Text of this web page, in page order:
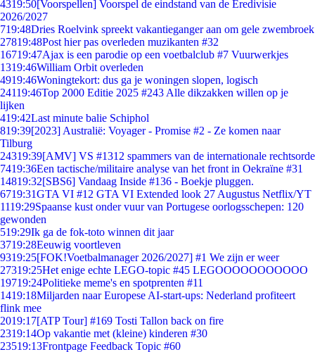
4319:50[Voorspellen] Voorspel de eindstand van de Eredivisie
2026/2027
719:48Dries Roelvink spreekt vakantieganger aan om gele zwembroek
27819:48Post hier pas overleden muzikanten #32
16719:47Ajax is een parodie op een voetbalclub #7 Vuurwerkjes
1319:46William Orbit overleden
4919:46Woningtekort: dus ga je woningen slopen, logisch
24119:46Top 2000 Editie 2025 #243 Alle dikzakken willen op je
lijken
419:42Last minute balie Schiphol
819:39[2023] Australië: Voyager - Promise #2 - Ze komen naar
Tilburg
24319:39[AMV] VS #1312 spammers van de internationale rechtsorde
7419:36Een tactische/militaire analyse van het front in Oekraïne #31
14819:32[SBS6] Vandaag Inside #136 - Boekje pluggen.
6719:31GTA VI #12 GTA VI Extended look 27 Augustus Netflix/YT
1119:29Spaanse kust onder vuur van Portugese oorlogsschepen: 120
gewonden
519:29Ik ga de fok-toto winnen dit jaar
3719:28Eeuwig voortleven
9319:25[FOK!Voetbalmanager 2026/2027] #1 We zijn er weer
27319:25Het enige echte LEGO-topic #45 LEGOOOOOOOOOOO
19719:24Politieke meme's en spotprenten #11
1419:18Miljarden naar Europese AI-start-ups: Nederland profiteert
flink mee
2019:17[ATP Tour] #169 Tosti Tallon back on fire
2319:14Op vakantie met (kleine) kinderen #30
23519:13Frontpage Feedback Topic #60